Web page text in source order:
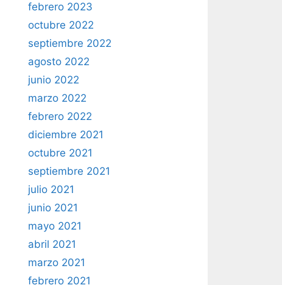
febrero 2023
octubre 2022
septiembre 2022
agosto 2022
junio 2022
marzo 2022
febrero 2022
diciembre 2021
octubre 2021
septiembre 2021
julio 2021
junio 2021
mayo 2021
abril 2021
marzo 2021
febrero 2021